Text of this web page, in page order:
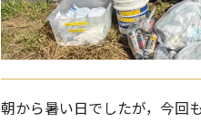
朝から暑い日でしたが，今回